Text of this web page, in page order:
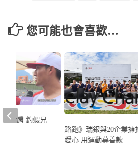
您可能也會喜歡…
路跑》瑞銀與20企業擁
愛心 用運動募善款
雷射肩 釣蝦兄